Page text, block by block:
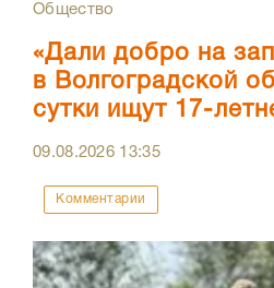
Общество
«Дали добро на
в Волгоградской
сутки ищут 17-
09.08.2026 13:35
Комментарии